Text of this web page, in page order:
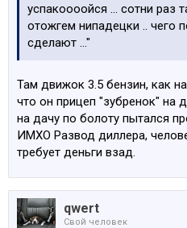
успакоооойся ... сотни раз
отожгем нипадецки .. чего
сделают ..."
Там движок 3.5 бензин, как
что он прицеп "зубренок" на
на дачу по болоту пытался
ИМХО Развод диллера,
требует деньги взад.
qwert
Свой человек